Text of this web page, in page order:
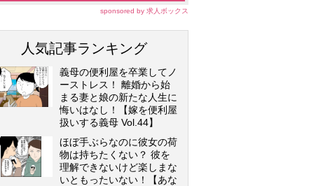
sponsored by 求人ボックス
人気記事ランキング
義母の便利屋を卒業してノ
ーストレス！ 離婚から始
まる妻と娘の新たな人生に
悔いはなし！【嫁を便利屋
扱いする義母 Vol.44】
ほぼ手ぶらなのに彼女の荷
物は持ちたくない？ 彼を
理解できないけど楽しまな
いともったいない！【あな